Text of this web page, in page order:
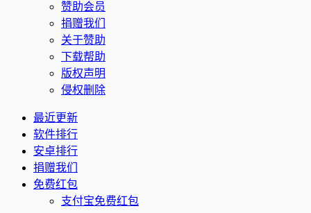
赞助会员
捐赠我们
关于赞助
下载帮助
版权声明
侵权删除
最近更新
软件排行
安卓排行
捐赠我们
免费红包
支付宝免费红包